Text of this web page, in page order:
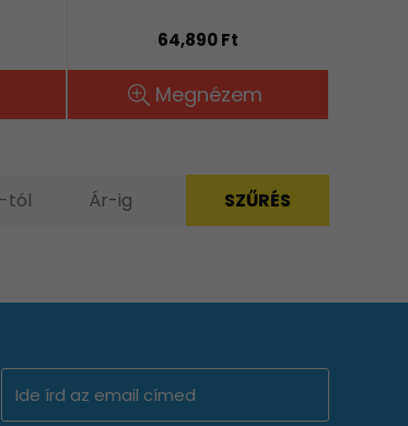
64,890 Ft
Megnézem